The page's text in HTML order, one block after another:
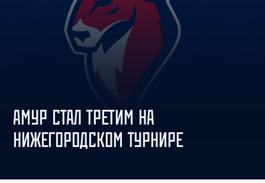
АМУР СТАЛ ТРЕТИМ НА
НИЖЕГОРОДСКОМ ТУРНИРЕ